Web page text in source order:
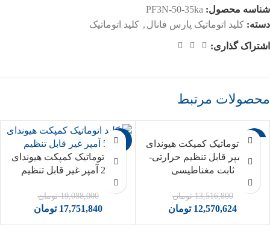
شناسه محصول: PF3N-50-35ka
دسته: کلید اتوماتیک پارس فانال , کلید اتوماتیک
اشتراک گذاری:
محصولات مرتبط
-7%
کلید اتوماتیک کمپکت هیوندای
20 آمپر قابل تنظیم حرارتی-
ثابت مغناطیسی
13,516,800 تومان
12,570,624 تومان
-7%
کلید اتوماتیک کمپکت هیوندای
225 آمپر غیر قابل تنظیم
19,088,000 تومان
17,751,840 تومان